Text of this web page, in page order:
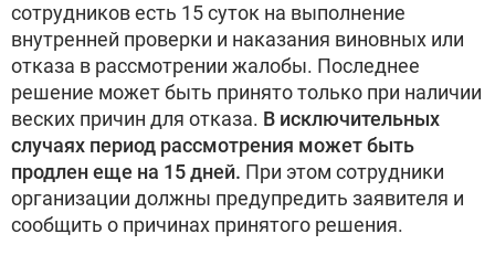
сотрудников есть 15 суток на выполнение
внутренней проверки и наказания виновных или
отказа в рассмотрении жалобы. Последнее
решение может быть принято только при наличии
веских причин для отказа. В исключительных
случаях период рассмотрения может быть
продлен еще на 15 дней. При этом сотрудники
организации должны предупредить заявителя и
сообщить о причинах принятого решения.